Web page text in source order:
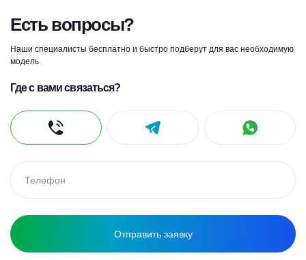
Есть вопросы?
Наши специалисты бесплатно и быстро подберут для вас необходимую
модель
Где с вами связаться?